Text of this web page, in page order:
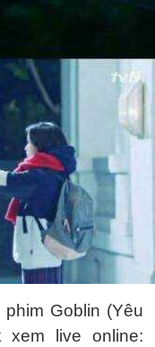
Goblin (Yêu
live online: